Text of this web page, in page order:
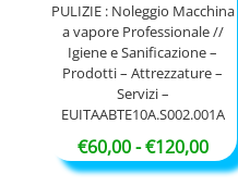
PULIZIE : Noleggio Macchina
a vapore Professionale //
Igiene e Sanificazione –
Prodotti – Attrezzature –
Servizi –
EUITAABTE10A.S002.001A
€60,00-€120,00
di